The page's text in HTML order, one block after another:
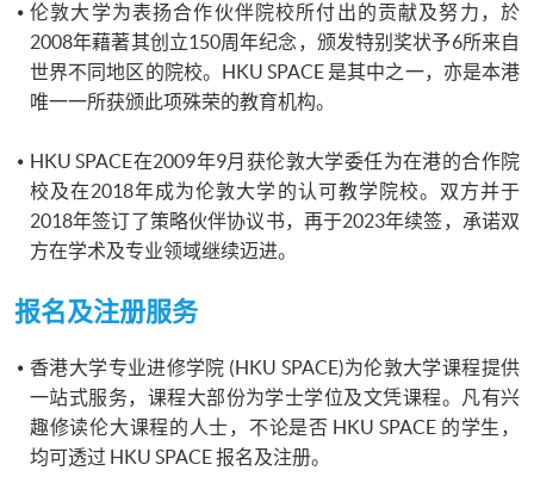
伦敦大学为表扬合作伙伴院校所付出的贡献及努力，於
2008年藉著其创立150周年纪念，颁发特别奖状予6所来自
世界不同地区的院校。HKU SPACE 是其中之一，亦是本港
唯一一所获颁此项殊荣的教育机构。
HKU SPACE在2009年9月获伦敦大学委任为在港的合作院
校及在2018年成为伦敦大学的认可教学院校。双方并于
2018年签订了策略伙伴协议书，再于2023年续签，承诺双
方在学术及专业领域继续迈进。
报名及注册服务
香港大学专业进修学院 (HKU SPACE)为伦敦大学课程提供
一站式服务，课程大部份为学士学位及文凭课程。凡有兴
趣修读伦大课程的人士，不论是否 HKU SPACE 的学生，
均可透过 HKU SPACE 报名及注册。